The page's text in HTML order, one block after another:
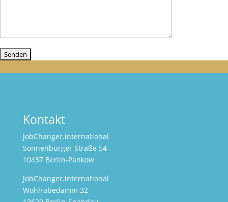
Kontakt
JobChanger.international
Sonnenburger Straße 54
10437 Berlin-Pankow
JobChanger.international
Wohlrabedamm 32